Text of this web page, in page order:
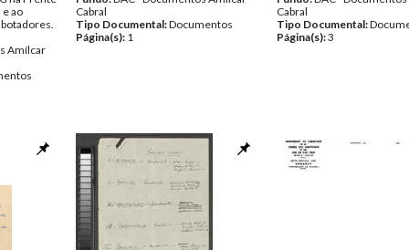
ao
Amílcar
Cabral
Tipo Documental:Documentos
Página(s): 1
Cabral
Tipo Documental:
Página(s):3